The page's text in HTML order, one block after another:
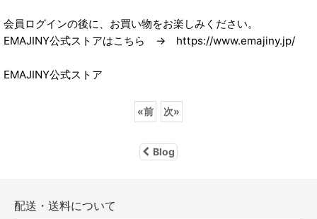
会員ログインの後に、お買い物をお楽しみください。
EMAJINY公式ストアはこちら → https://www.emajiny.jp/
EMAJINY公式ストア
«前 次»
Blog
配送・送料について